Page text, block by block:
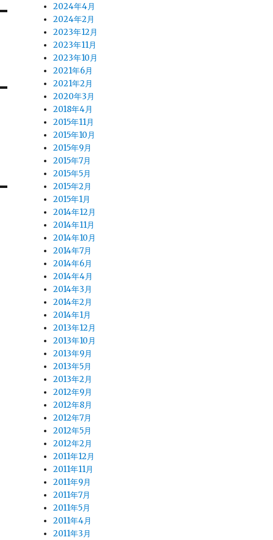
2024年4月
2024年2月
2023年12月
2023年11月
2023年10月
2021年6月
2021年2月
2020年3月
2018年4月
2015年11月
2015年10月
2015年9月
2015年7月
2015年5月
2015年2月
2015年1月
2014年12月
2014年11月
2014年10月
2014年7月
2014年6月
2014年4月
2014年3月
2014年2月
2014年1月
2013年12月
2013年10月
2013年9月
2013年5月
2013年2月
2012年9月
2012年8月
2012年7月
2012年5月
2012年2月
2011年12月
2011年11月
2011年9月
2011年7月
2011年5月
2011年4月
2011年3月